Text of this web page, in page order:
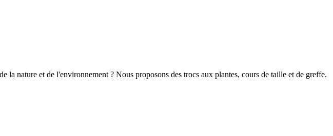
la nature et de l'environnement ? Nous proposons des trocs aux plantes, cours de taille et de greffe.